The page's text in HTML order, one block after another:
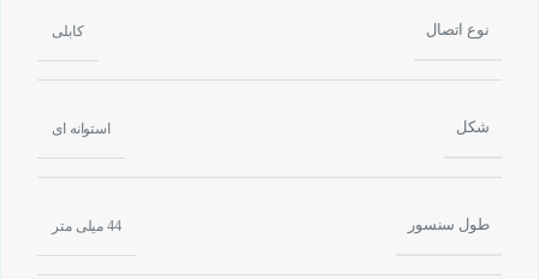
نوع اتصال کابلی
شکل استوانه ای
طول سنسور 44 میلی متر